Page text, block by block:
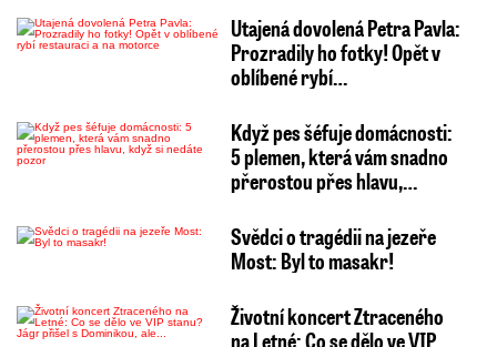
Utajená dovolená Petra Pavla:
Prozradily ho fotky! Opět v
oblíbené rybí…
Když pes šéfuje domácnosti:
5 plemen, která vám snadno
přerostou přes hlavu,…
Svědci o tragédii na jezeře
Most: Byl to masakr!
Životní koncert Ztraceného
na Letné: Co se dělo ve VIP